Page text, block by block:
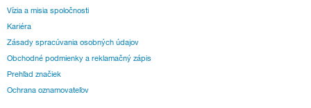
Vízia a misia spoločnosti
Kariéra
Zásady spracúvania osobných údajov
Obchodné podmienky a reklamačný zápis
Prehľad značiek
Ochrana oznamovateľov